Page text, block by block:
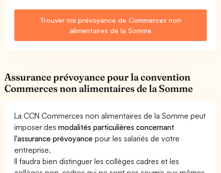
Trouver ma prévoyance de Commerces non
alimentaires de la Somme
Assurance prévoyance pour la convention
Commerces non alimentaires de la Somme
La CCN Commerces non alimentaires de la Somme peut
imposer desmodalités particulières concernant
l'assurance prévoyance pour les salariés de votre
entreprise.
Il faudra bien distinguer les collèges cadres et les